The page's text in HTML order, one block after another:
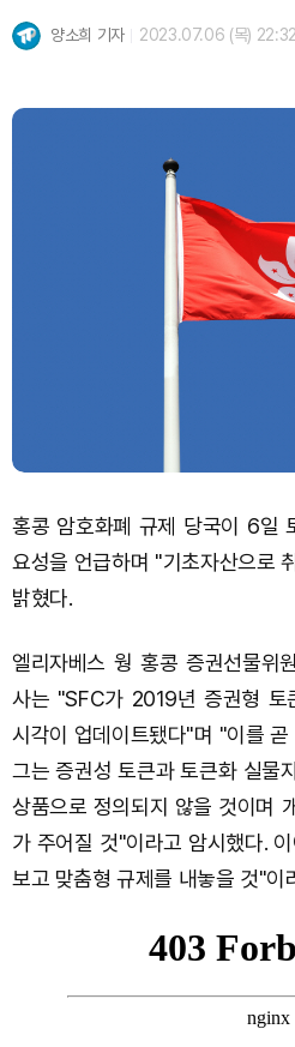
양소희 기자 2023.07.06 (목) 22:32
홍콩 암호화폐 규제 당국이 6일
요성을 언급하며 "기초자산으로
밝혔다.
엘리자베스 웡 홍콩 증권선물위
사는 "SFC가 2019년 증권형 토
시각이 업데이트됐다"며 "이를
그는 증권성 토큰과 토큰화 실물
상품으로 정의되지 않을 것이며
가 주어질 것"이라고 암시했다.
보고 맞춤형 규제를 내놓을 것"이